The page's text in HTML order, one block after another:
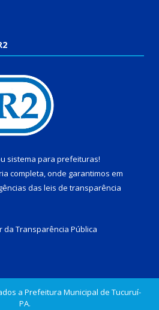
sistema para prefeituras!
completa, onde garantimos em
das leis de transparência
da Transparência Pública
a Prefeitura Municipal de Tucuruí-
PA.